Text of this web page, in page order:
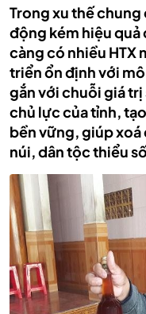
Trong xu thế chung
động kém hiệu quả
càng có nhiều HTX
triển ổn định với
gắn với chuỗi giá trị
chủ lực của tỉnh,
bền vững, giúp
núi, dân tộc thiểu